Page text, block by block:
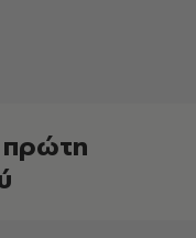
πρώτη